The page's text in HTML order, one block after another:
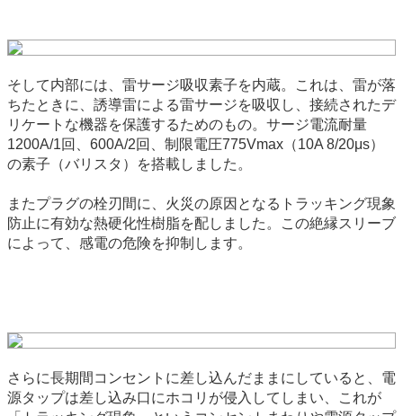
そして内部には、雷サージ吸収素子を内蔵。これは、雷が落
ちたときに、誘導雷による雷サージを吸収し、接続されたデ
リケートな機器を保護するためのもの。サージ電流耐量
1200A/1回、600A/2回、制限電圧775Vmax（10A 8/20μs）
の素子（バリスタ）を搭載しました。
またプラグの栓刃間に、火災の原因となるトラッキング現象
防止に有効な熱硬化性樹脂を配しました。この絶縁スリーブ
によって、感電の危険を抑制します。
さらに長期間コンセントに差し込んだままにしていると、電
源タップは差し込み口にホコリが侵入してしまい、これが